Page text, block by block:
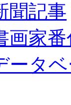
聞記事
画家
ータ